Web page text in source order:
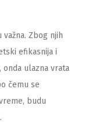
Zbog njih
efikasnija i
onda ulazna vrata
čemu se
budu